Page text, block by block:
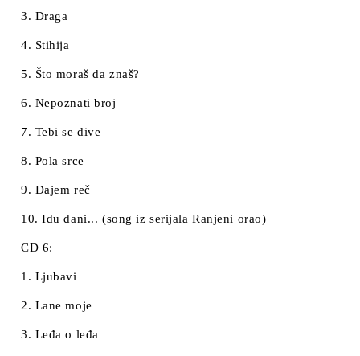
3. Draga
4. Stihija
5. Što moraš da znaš?
6. Nepoznati broj
7. Tebi se dive
8. Pola srce
9. Dajem reč
10. Idu dani... (song iz serijala Ranjeni orao)
CD 6:
1. Ljubavi
2. Lane moje
3. Leđa o leđa